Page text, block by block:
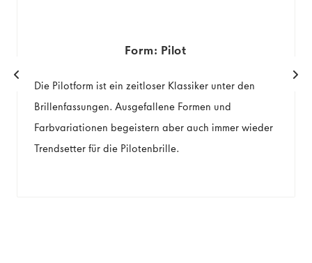
Form: Pilot
Die Pilotform ist ein zeitloser Klassiker unter den
Brillenfassungen. Ausgefallene Formen und
Farbvariationen begeistern aber auch immer wieder
Trendsetter für die Pilotenbrille.